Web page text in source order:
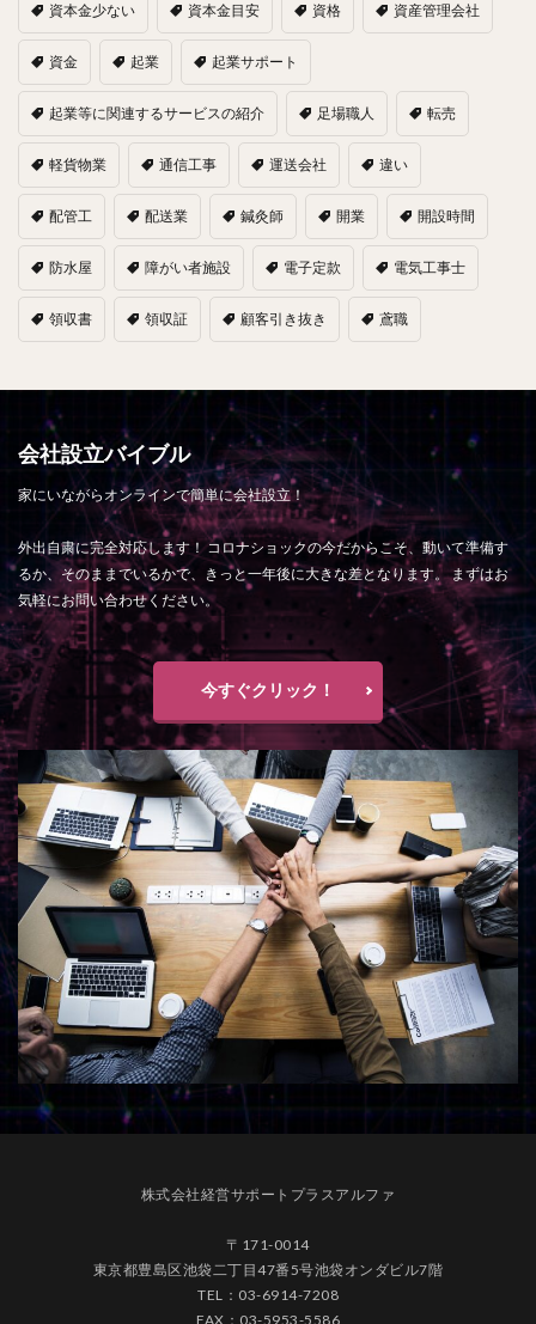
資本金少ない 資本金目安 資格 資産管理会社
資金 起業 起業サポート
起業等に関連するサービスの紹介 足場職人 転売
軽貨物業 通信工事 運送会社 違い
配管工 配送業 鍼灸師 開業 開設時間
防水屋 障がい者施設 電子定款 電気工事士
領収書 領収証 顧客引き抜き 鳶職
会社設立バイブル
家にいながらオンラインで簡単に会社設立！
外出自粛に完全対応します！ コロナショックの今だからこそ、動いて準備す
るか、そのままでいるかで、きっと一年後に大きな差となります。 まずはお
気軽にお問い合わせください。
今すぐクリック！
株式会社経営サポートプラスアルファ
〒171-0014
東京都豊島区池袋二丁目47番5号池袋オンダビル7階
TEL：03-6914-7208
FAX：03-5953-5586